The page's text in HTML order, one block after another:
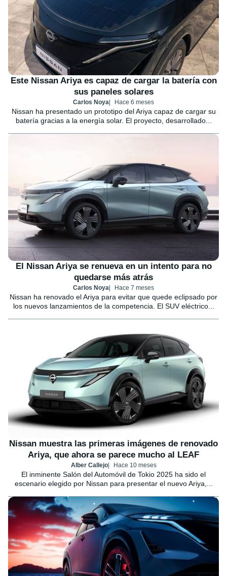
Este Nissan Ariya es capaz de cargar la batería con
sus paneles solares
Carlos Noya Hace 6 meses
Nissan ha presentado un prototipo del Ariya capaz de cargar su
batería gracias a la energía solar. El proyecto, desarrollado...
El Nissan Ariya se renueva en un intento para no
quedarse más atrás
Carlos Noya Hace 7 meses
Nissan ha renovado el Ariya para evitar que quede eclipsado por
los nuevos lanzamientos de la competencia. El SUV eléctrico...
Nissan muestra las primeras imágenes de renovado
Ariya, que ahora se parece mucho al LEAF
Alber Callejo Hace 10 meses
El inminente Salón del Automóvil de Tokio 2025 ha sido el
escenario elegido por Nissan para presentar el nuevo Ariya,...